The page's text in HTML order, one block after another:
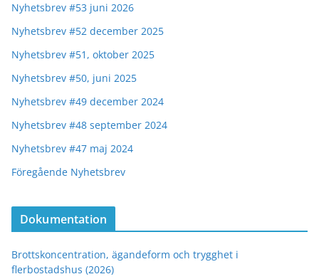
Nyhetsbrev #53 juni 2026
Nyhetsbrev #52 december 2025
Nyhetsbrev #51, oktober 2025
Nyhetsbrev #50, juni 2025
Nyhetsbrev #49 december 2024
Nyhetsbrev #48 september 2024
Nyhetsbrev #47 maj 2024
Föregående Nyhetsbrev
Dokumentation
Brottskoncentration, ägandeform och trygghet i
flerbostadshus (2026)